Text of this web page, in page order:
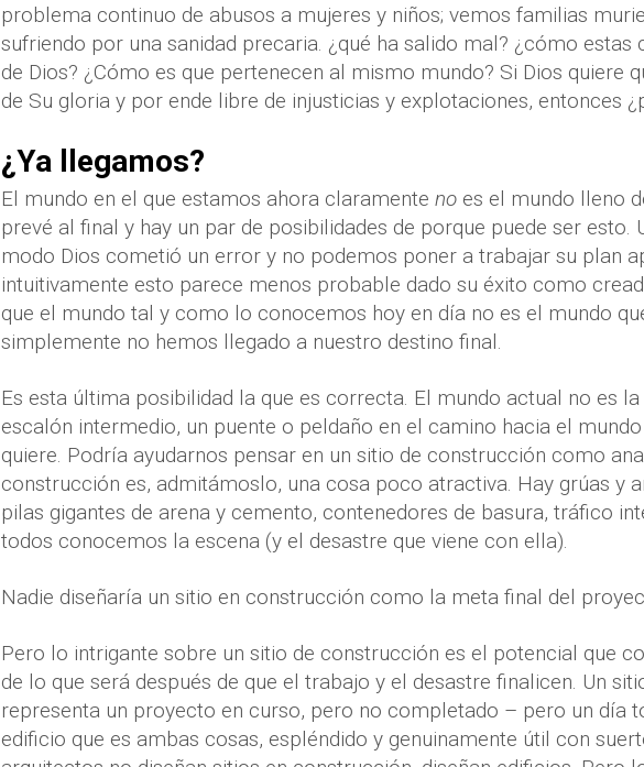
problema continuo de abusos a mujeres y niños; vemos familias
sufriendo por una sanidad precaria. ¿qué ha salido mal? ¿cómo
de Dios? ¿Cómo es que pertenecen al mismo mundo? Si Dios quiere
de Su gloria y por ende libre de injusticias y explotaciones, entonces
¿Ya llegamos?
El mundo en el que estamos ahora claramente no es el mundo lleno
prevé al final y hay un par de posibilidades de porque puede ser esto.
modo Dios cometió un error y no podemos poner a trabajar su plan
intuitivamente esto parece menos probable dado su éxito como
que el mundo tal y como lo conocemos hoy en día no es el mundo
simplemente no hemos llegado a nuestro destino final.
Es esta última posibilidad la que es correcta. El mundo actual no es
escalón intermedio, un puente o peldaño en el camino hacia el
quiere. Podría ayudarnos pensar en un sitio de construcción como
construcción es, admitámoslo, una cosa poco atractiva. Hay grúas y
pilas gigantes de arena y cemento, contenedores de basura, tráfico
todos conocemos la escena (y el desastre que viene con ella).
Nadie diseñaría un sitio en construcción como la meta final del
Pero lo intrigante sobre un sitio de construcción es el potencial que
de lo que será después de que el trabajo y el desastre finalicen. Un
representa un proyecto en curso, pero no completado – pero un día
edificio que es ambas cosas, espléndido y genuinamente útil con